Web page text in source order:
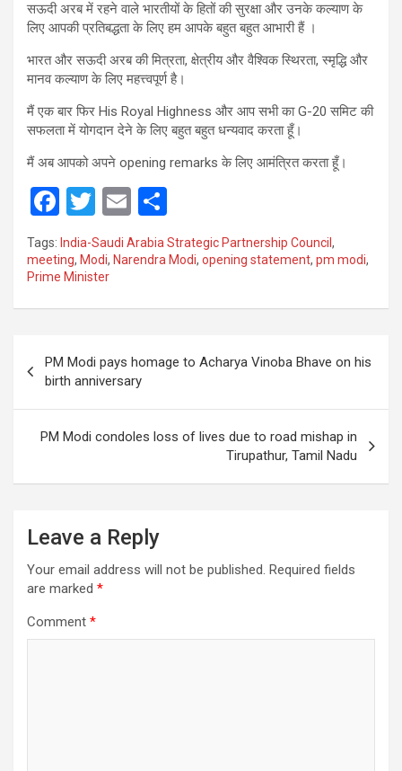
सऊदी अरब में रहने वाले भारतीयों के हितों की सुरक्षा और उनके कल्याण के
लिए आपकी प्रतिबद्धता के लिए हम आपके बहुत बहुत आभारी हैं ।
भारत और सऊदी अरब की मित्रता, क्षेत्रीय और वैश्विक स्थिरता, स्मृद्धि और
मानव कल्याण के लिए महत्त्वपूर्ण है।
मैं एक बार फिर His Royal Highness और आप सभी का G-20 समिट की
सफलता में योगदान देने के लिए बहुत बहुत धन्यवाद करता हूँ।
मैं अब आपको अपने opening remarks के लिए आमंत्रित करता हूँ।
F
a
ce
b
o
k
T
wi
tt
er
E
m
ail
h
ar
Tags: India-Saudi Arabia Strategic Partnership Council ,
meeting, Modi, Narendra Modi, opening statement, pm modi,
Prime Minister
navigation
PM Modi pays homage to Acharya Vinoba Bhave on his
birth anniversary
PM Modi condoles loss of lives due to road mishap in
Tirupathur, Tamil Nadu
Leave a Reply
Your email address will not be published. Required fields
are marked *
Comment *